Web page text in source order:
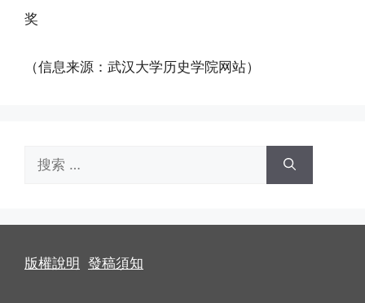
奖
（信息来源：武汉大学历史学院网站）
版權說明 發稿須知